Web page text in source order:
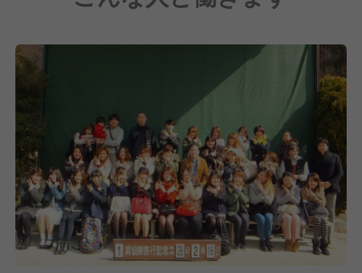
そこで現在、事業拡大に向け、戦力強化のために積極
【ゴンチャ(Gong cha、貢茶)について】
台湾発祥の世界最大規模のティーブランドです。
現在、世界で2,300店舗以上を展開。
日本国内では直営・FC店を合わせて160店舗以上を展
開し、世界4位の店舗数、売上は世界2位を誇ります。
私たち「有限会社ヒロシマ」は、当ブランドのFC加
盟店として関東エリアに展開しています。
おかげさまで売上も順調に伸びており、今後もさらな
る拡大を目指します。"